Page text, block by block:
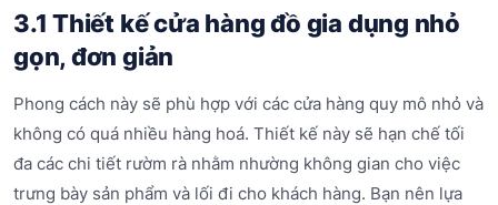
3.1 Thiết kế cửa hàng đồ gia dụng nhỏ
gọn, đơn giản
Phong cách này sẽ phù hợp với các cửa hàng quy mô nhỏ và
không có quá nhiều hàng hoá. Thiết kế này sẽ hạn chế tối
đa các chi tiết rườm rà nhằm nhường không gian cho việc
trưng bày sản phẩm và lối đi cho khách hàng. Bạn nên lựa